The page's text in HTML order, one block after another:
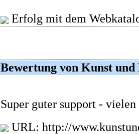
Erfolg mit dem
Bewertung von Kunst
Super guter support -
URL: http://